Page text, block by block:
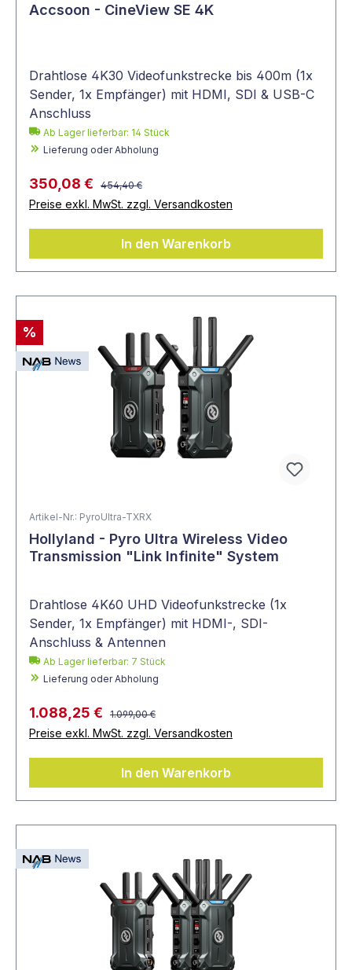
gewünschte Reichweite mit den benötigten
Accsoon - CineView SE 4K
Drahtlose 4K30 Videofunkstrecke bis 400m (1x
Sender, 1x Empfänger) mit HDMI, SDI & USB-C
Anschluss
Ab Lager lieferbar: 14 Stück
Lieferung oder Abholung
350,08 € 454,40 €
Preise exkl. MwSt. zzgl. Versandkosten
In den Warenkorb
%
Artikel-Nr.: PyroUltra-TXRX
Hollyland - Pyro Ultra Wireless Video
Transmission "Link Infinite" System
Drahtlose 4K60 UHD Videofunkstrecke (1x
Sender, 1x Empfänger) mit HDMI-, SDI-
Anschluss & Antennen
Ab Lager lieferbar: 7 Stück
Lieferung oder Abholung
1.088,25 € 1.099,00 €
Preise exkl. MwSt. zzgl. Versandkosten
In den Warenkorb